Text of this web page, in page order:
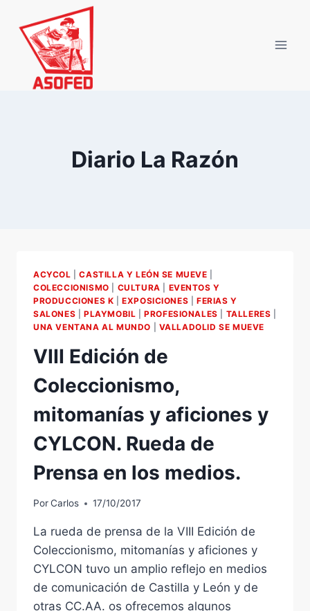
contenido
Diario La Razón
ACYCOL |CASTILLA Y LEÓN SE MUEVE
COLECCIONISMO
CULTURA
EVENTOS Y
PRODUCCIONES K |EXPOSICIONES |FERIAS Y
SALONES
PLAYMOBIL |PROFESIONALES TALLERES
UNA VENTANA AL MUNDO
VALLADOLID SE MUEVE
VIII Edición de
Coleccionismo,
mitomanías y aficiones y
CYLCON. Rueda de
Prensa en los medios.
PorCarlos 17/10/2017
La rueda de prensa de la VIII Edición de
Coleccionismo, mitomanías y aficiones y
CYLCON tuvo un amplio reflejo en medios
de comunicación de Castilla y León y de
otras CC.AA. os ofrecemos algunos